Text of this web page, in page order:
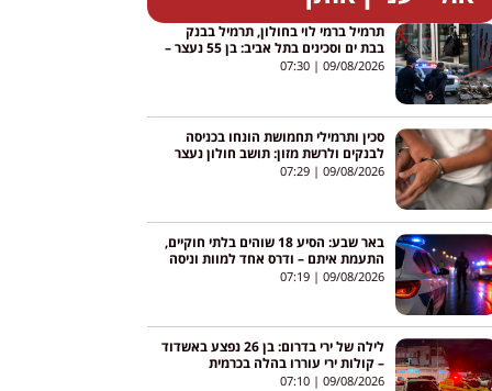
תרמיל ברמי לוי בחולון, תרמיל בבנק
בבת ים וסכינים בתל אביב: בן 55 נעצר –
נבדק קשר לרימון ברמלה
09/08/2026
07:30
סכין ותרמילי תחמושת הונחו בכניסה
לבנקים ולרשת מזון: תושב חולון נעצר
09/08/2026
07:29
באר שבע: הסיע 18 שוהים בלתי חוקיים,
התעמת איתם – ודרס אחד למוות וניסה
לפגוע באחרים
09/08/2026
07:19
לילה של ירי בדרום: בן 26 נפצע באשדוד
– קולות ירי עוררו בהלה בכרמית
09/08/2026
07:10